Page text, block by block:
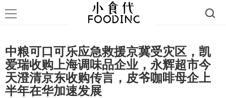
中粮可口可乐应急救援京冀受灾区，凯
爱瑞收购上海调味品企业，永辉超市今
天澄清京东收购传言，​皮爷咖啡母企上
半年在华加速发展